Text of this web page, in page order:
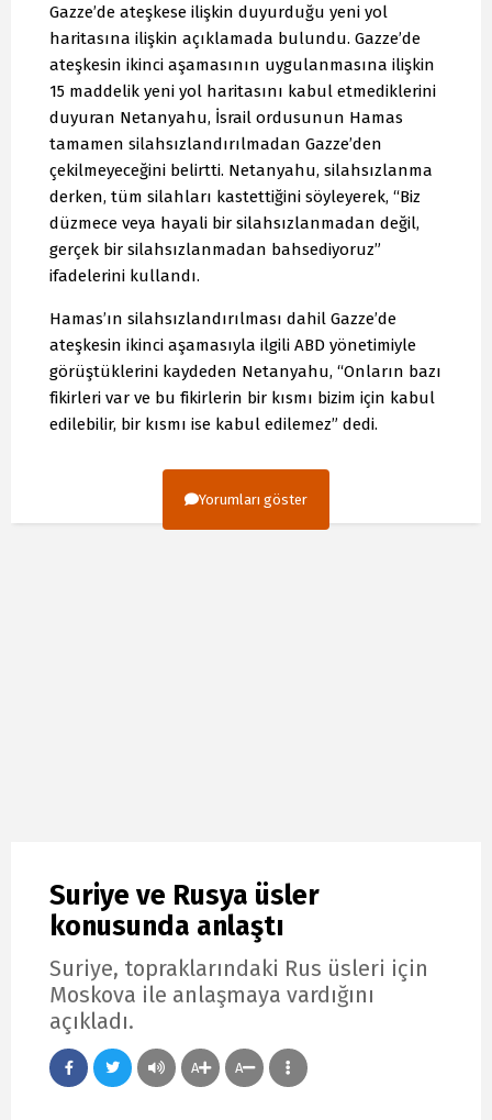
Gazze’de ateşkese ilişkin duyurduğu yeni yol
haritasına ilişkin açıklamada bulundu. Gazze’de
ateşkesin ikinci aşamasının uygulanmasına ilişkin
15 maddelik yeni yol haritasını kabul etmediklerini
duyuran Netanyahu, İsrail ordusunun Hamas
tamamen silahsızlandırılmadan Gazze’den
çekilmeyeceğini belirtti. Netanyahu, silahsızlanma
derken, tüm silahları kastettiğini söyleyerek, “Biz
düzmece veya hayali bir silahsızlanmadan değil,
gerçek bir silahsızlanmadan bahsediyoruz”
ifadelerini kullandı.
Hamas’ın silahsızlandırılması dahil Gazze’de
ateşkesin ikinci aşamasıyla ilgili ABD yönetimiyle
görüştüklerini kaydeden Netanyahu, “Onların bazı
fikirleri var ve bu fikirlerin bir kısmı bizim için kabul
edilebilir, bir kısmı ise kabul edilemez” dedi.
Yorumları göster
Suriye ve Rusya üsler
konusunda anlaştı
Suriye, topraklarındaki Rus üsleri için
Moskova ile anlaşmaya vardığını
açıkladı.
A A